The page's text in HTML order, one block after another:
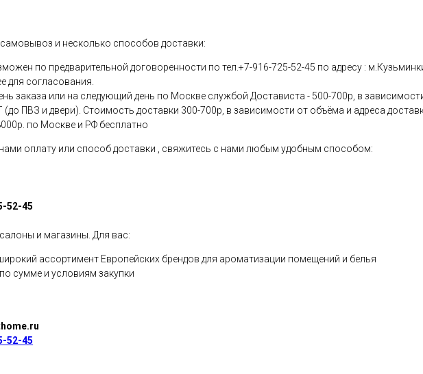
и несколько способов доставки:
по предварительной договоренности по тел.+7-916-725-52-45 по адресу :
для согласования.
заказа или на следующий день по Москве службой Достависта - 500-700р, в
ПВЗ и двери). Стоимость доставки 300-700р, в зависимости от объёма и адреса
по Москве и РФ бесплатно
оплату или способ доставки , свяжитесь с нами любым удобным способом:
52-45
и магазины. Для вас:
ассортимент Европейских брендов для ароматизации помещений и белья
сумме и условиям закупки
52-45